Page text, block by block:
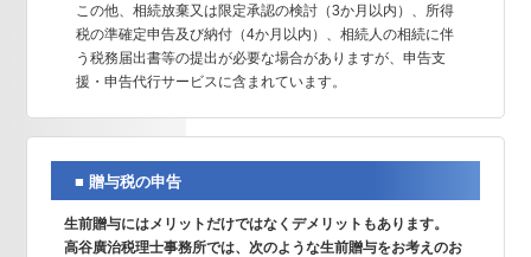
この他、相続放棄又は限定承認の検討（3か月以内）、所得
税の準確定申告及び納付（4か月以内）、相続人の相続に伴
う税務届出書等の提出が必要な場合がありますが、申告支
援・申告代行サービスに含まれています。
■ 贈与税の申告
生前贈与にはメリットだけではなくデメリットもあります。
高谷廣治税理士事務所では、次のような生前贈与をお考えのお